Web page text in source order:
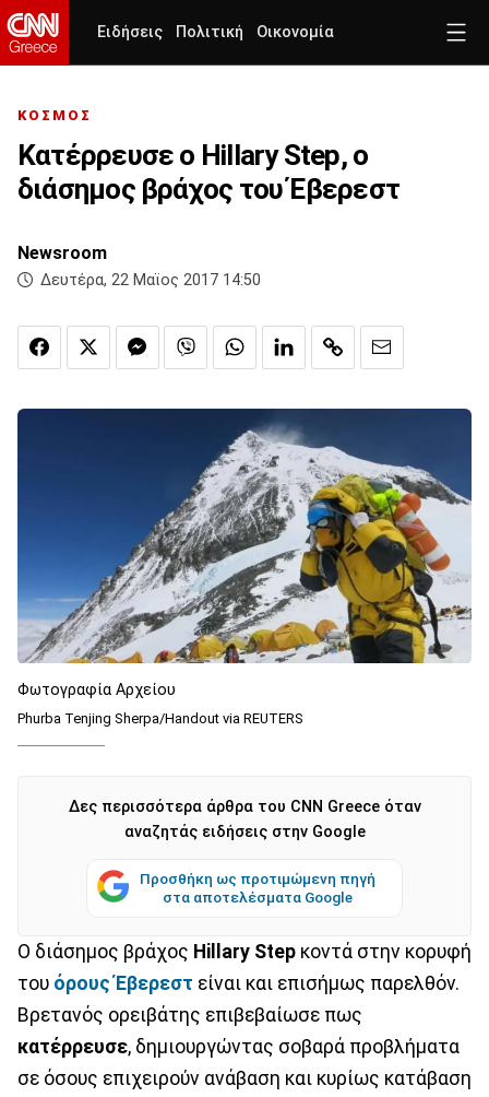
Ειδήσεις Πολιτική Οικονομία
ΚΟΣΜΟΣ
Κατέρρευσε ο Hillary Step, ο
διάσημος βράχος του Έβερεστ
Newsroom
Δευτέρα, 22 Μαϊος 2017 14:50
Φωτογραφία Αρχείου
Phurba Tenjing Sherpa/Handout via REUTERS
Δες περισσότερα άρθρα του CNN Greece όταν
αναζητάς ειδήσεις στην Google
Προσθήκη ως προτιμώμενη πηγή
στα αποτελέσματα Google
Ο διάσημος βράχος Hillary Step κοντά στην κορυφή
του όρους Έβερεστ είναι και επισήμως παρελθόν.
Βρετανός ορειβάτης επιβεβαίωσε πως
κατέρρευσε, δημιουργώντας σοβαρά προβλήματα
σε όσους επιχειρούν ανάβαση και κυρίως κατάβαση